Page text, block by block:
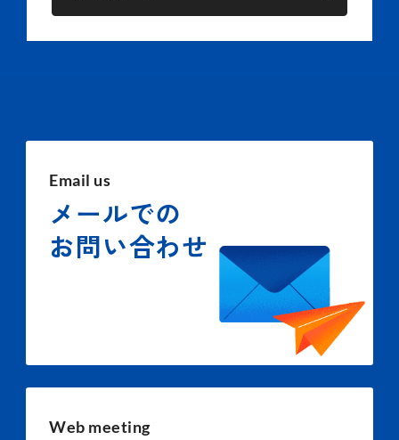
Email us
メールでの
お問い合わせ
Web meeting